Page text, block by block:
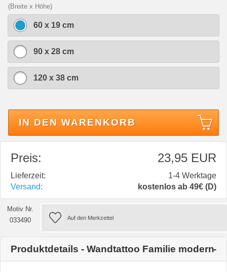
(Breite x Höhe)
60 x 19 cm
90 x 28 cm
120 x 38 cm
IN DEN WARENKORB
Preis: 23,95 EUR
Lieferzeit:
1-4 Werktage
Versand:
kostenlos ab 49€ (D)
Motiv Nr.
033490
Produktdetails - Wandtattoo Familie modern